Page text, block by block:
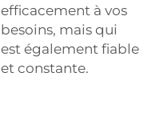
efficacement à vos
besoins, mais qui
est également fiable
et constante.